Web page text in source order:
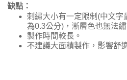
缺點：
刺繡大小有一定限制(中文字
為0.3公分)，漸層色也無法繡
製作時間較長。
不建議大面積製作，影響舒